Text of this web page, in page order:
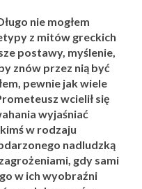
nie mogłem
z mitów greckich
postawy, myślenie,
znów przez nią być
pewnie jak wiele
wcielił się
wyjaśniać
w rodzaju
nadludzką
gdy sami
w ich wyobraźni